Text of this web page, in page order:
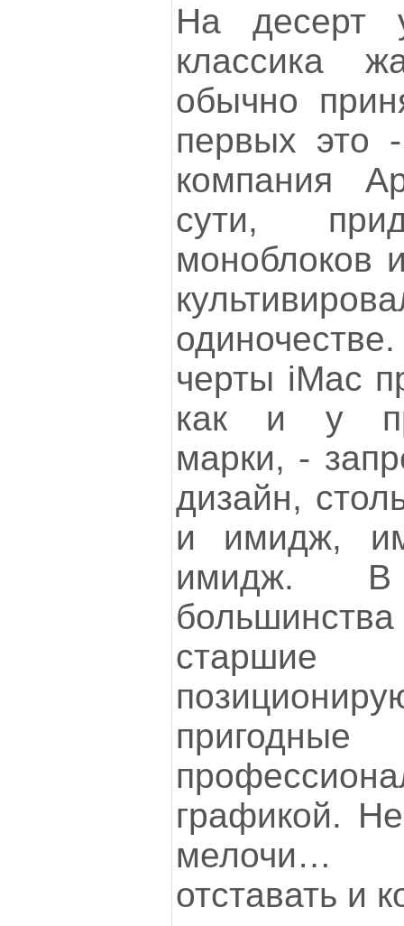
На десерт
классика
обычно
первых это
компания
сути,
моноблоков
черты iMac
как и у
марки, -
дизайн,
и имидж,
имидж.
старшие
графикой.
мелочи…
отставать и